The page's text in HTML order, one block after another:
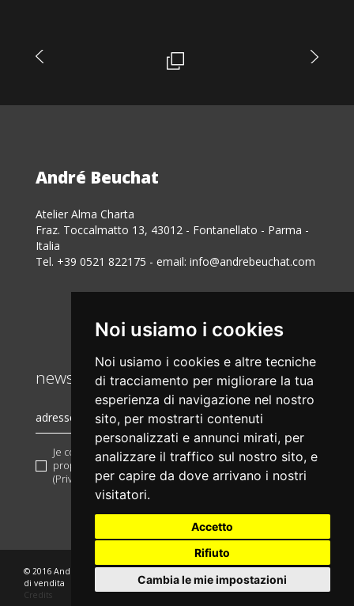
Noi usiamo i cookies
Noi usiamo i cookies e altre tecniche
di tracciamento per migliorare la tua
esperienza di navigazione nel nostro
sito, per mostrarti contenuti
personalizzati e annunci mirati, per
analizzare il traffico sul nostro sito, e
per capire da dove arrivano i nostri
visitatori.
Accetto
Rifiuto
Cambia le mie impostazioni
André Beuchat
Atelier Alma Charta
Fraz. Toccalmatto 13, 43012 - Fontanellato - Parma -
Italia
Tel. +39 0521 822175 - email: info@andrebeuchat.com
newsletter
Je confirme d'avoir lu et d'accepter les conditions
proposéestraitement des informations personnellese la
(Privacy policy)
© 2016 André Beuchat - p.iva 00166668889
di vendita
Credits